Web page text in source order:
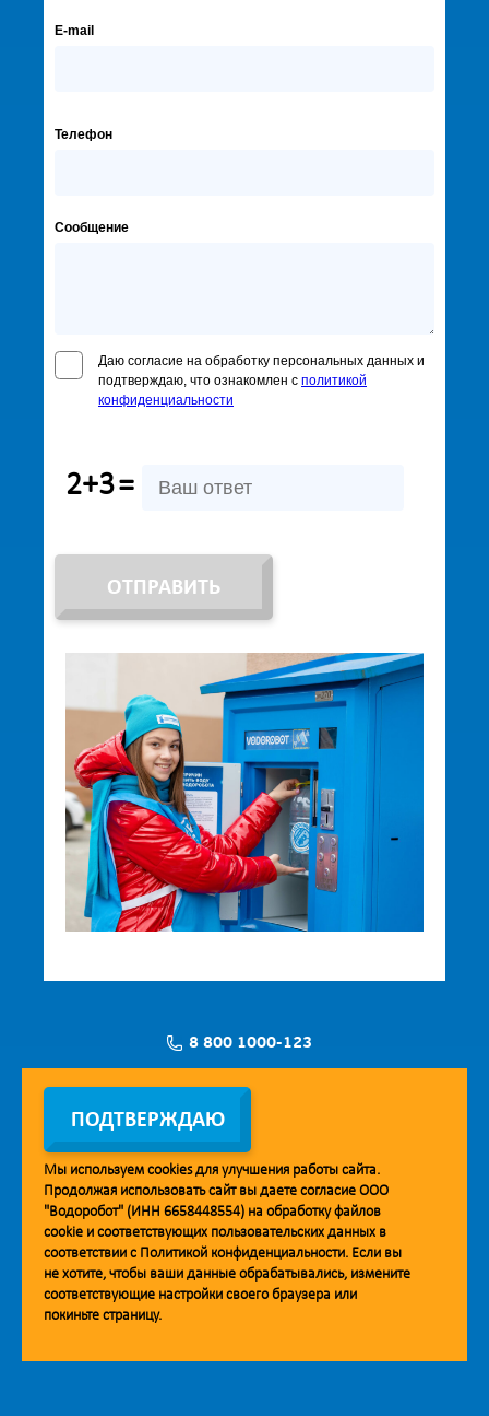
E-mail
Телефон
Сообщение
Даю согласие на обработку персональных данных и
подтверждаю, что ознакомлен с политикой
конфиденциальности
2+3=
ОТПРАВИТЬ
8 800 1000-123
Заявка на установку
Мобильное приложение Vodorobot
ПОДТВЕРЖДАЮ
Мы используем cookiesдля улучшения работы сайта.
Продолжая использовать сайт вы даете согласие ООО
"Водоробот" (ИНН 6658448554) на обработку файлов
cookie и соответствующих пользовательских данных в
соответствии с Политикой конфиденциальности. Если вы
не хотите, чтобы ваши данные обрабатывались, измените
соответствующие настройки своего браузера или
покиньте страницу.